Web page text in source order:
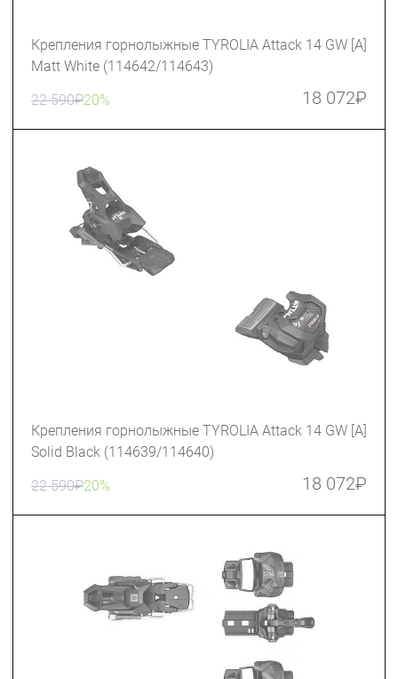
Крепления горнолыжные TYROLIA Attack 14 GW [A]
Matt White (114642/114643)
22 590₽20% 18 072₽
Крепления горнолыжные TYROLIA Attack 14 GW [A]
Solid Black (114639/114640)
22 590₽20% 18 072₽